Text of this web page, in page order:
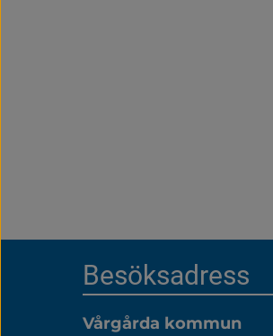
Besöksadress
Vårgårda kommun